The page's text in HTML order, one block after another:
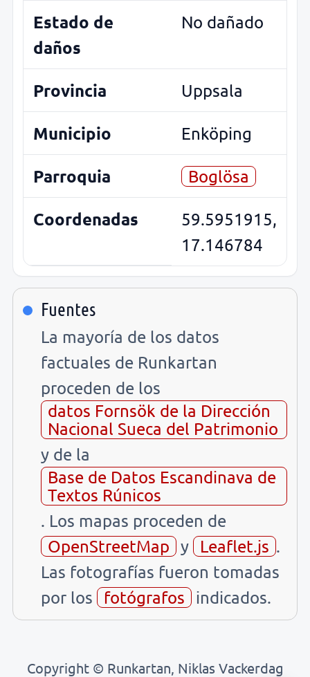
Estado de
daños
No dañado
Provincia Uppsala
Municipio Enköping
Parroquia Boglösa
Coordenadas
59.5951915,
17.146784
Fuentes
La mayoría de los datos
factuales de Runkartan
proceden de los
datos Fornsök de la Dirección
Nacional Sueca del Patrimonio
y de la
Base de Datos Escandinava de
Textos Rúnicos
. Los mapas proceden de
OpenStreetMap y Leaflet.js .
Las fotografías fueron tomadas
por los
fotógrafos indicados.
Copyright © Runkartan, Niklas Vackerdag